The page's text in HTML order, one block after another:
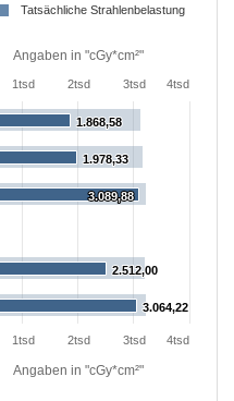
Tatsächliche Strahlenbelastung
Angaben in "cGy*cm²"
Angaben in "cGy*cm²"
1.868,58
1.868,58
1.978,33
1.978,33
3.089,88
3.089,88
2.512,00
2.512,00
3.064,22
3.064,22
1tsd 2tsd 3tsd 4tsd
1tsd 2tsd 3tsd 4tsd